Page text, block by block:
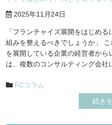
2025年11月24日
「フランチャイズ展開をはじめ
組みを整えるべきでしょうか」
を展開している企業の経営者か
は、複数のコンサルティング会
FCコラム
続き